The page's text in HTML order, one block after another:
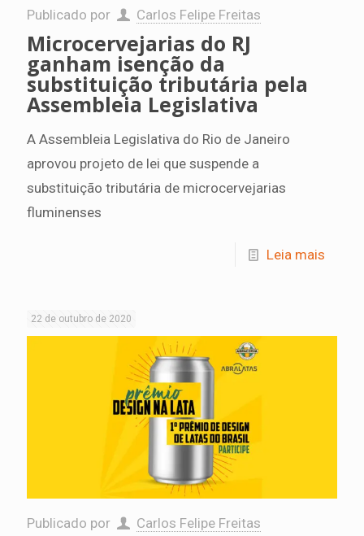
Publicado por Carlos Felipe Freitas
Microcervejarias do RJ
ganham isenção da
substituição tributária pela
Assembleia Legislativa
A Assembleia Legislativa do Rio de Janeiro
aprovou projeto de lei que suspende a
substituição tributária de microcervejarias
fluminenses
Leia mais
22 de outubro de 2020
Publicado por Carlos Felipe Freitas